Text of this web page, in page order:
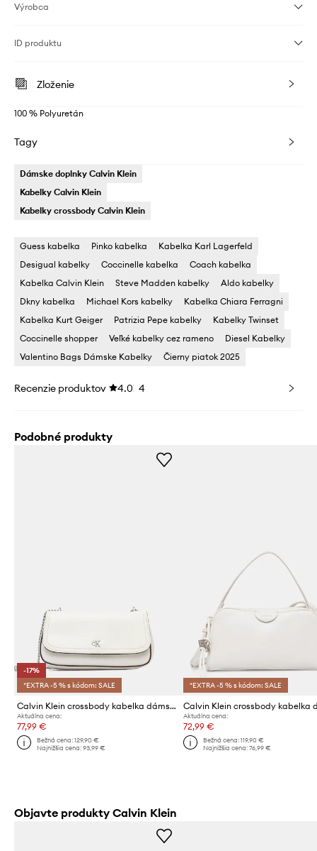
Výrobca
ID produktu
Zloženie
100 % Polyuretán
Tagy
Dámske doplnky Calvin Klein
Kabelky Calvin Klein
Kabelky crossbody Calvin Klein
Guess kabelka Pinko kabelka
Kabelka Karl Lagerfeld
Desigual kabelky
Coccinelle kabelka
Coach kabelka
Kabelka Calvin Klein
Steve Madden kabelky
Aldo kabelky
Dkny kabelka
Michael Kors kabelky
Kabelka Chiara Ferragni
Kabelka Kurt Geiger
Patrizia Pepe kabelky
Kabelky Twinset
Coccinelle shopper
Veľké kabelky cez rameno
Diesel Kabelky
Valentino Bags Dámske Kabelky
Čierny piatok 2025
Recenzie produktov 4.0 4
Podobné produkty
-17%
*EXTRA -5 % s kódom: SALE
Calvin Klein crossbody kabelka dámska z imitácie kože
Aktuálna cena:
77,99 €
Bežná cena:129,90 €
Najnižšia cena:93,99 €
*EXTRA -5 % s kódom: SALE
Aktuálna cena:
72,99 €
Bežná cena: 119,90 €
Najnižšia cena: 76,99 €
Objavte produkty Calvin Klein